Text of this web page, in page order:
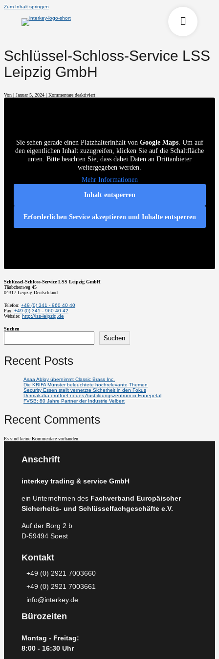
Zum Inhalt springen
Schlüssel-Schloss-Service LSS
Leipzig GmbH
Von | Januar 5, 2024 | Kommentare deaktiviertfür
Sie sehen gerade einen Platzhalterinhalt von Google Maps. Um auf
den eigentlichen Inhalt zuzugreifen, klicken Sie auf die Schaltfläche
unten. Bitte beachten Sie, dass dabei Daten an Drittanbieter
weitergegeben werden.
Mehr Informationen
Inhalt entsperren
Erforderlichen Service akzeptieren und Inhalte entsperren
Schlüssel-Schloss-Service LSS Leipzig GmbH
Täubchenweg 45
04317 Leipzig Deutschland
Telefon: +49 (0) 341 - 960 40 40
Fax: +49 (0) 341 - 960 40 42
Website: http://lss-leipzig.de
Suchen
Suchen
Recent Posts
Asaa Abloy übernimmt Classic Brass Inc.
Die KRIFA Münster beleuchtete hochrelevante Themen
Security Essen stellt vernetzte Sicherheit in den Fokus
Dormakaba eröffnet neues Ausbildungszentrum in Ennepetal
FVSB: 80 Jahre Partner der Industrie Velbert
Recent Comments
Es sind keine Kommentare vorhanden.
Anschrift
interkey trading & service GmbH
ein Unternehmen des Fachverband Europäischer
Sicherheits- und Schlüsselfachgeschäfte e.V.
Auf der Borg 2 b
D-59494 Soest
Kontakt
+49 (0) 2921 7003660
+49 (0) 2921 7003661
info@interkey.de
Bürozeiten
Montag - Freitag:
8:00 - 16:30 Uhr